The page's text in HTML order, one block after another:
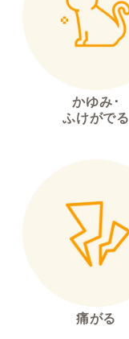
かゆみ･
ふけがでる
痛がる